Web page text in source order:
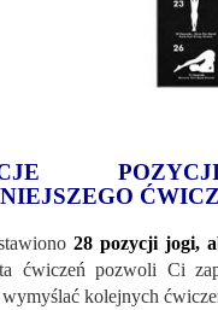
28 pozycji jogi,
ćwiczeń pozwoli Ci
wymyślać kolejnych